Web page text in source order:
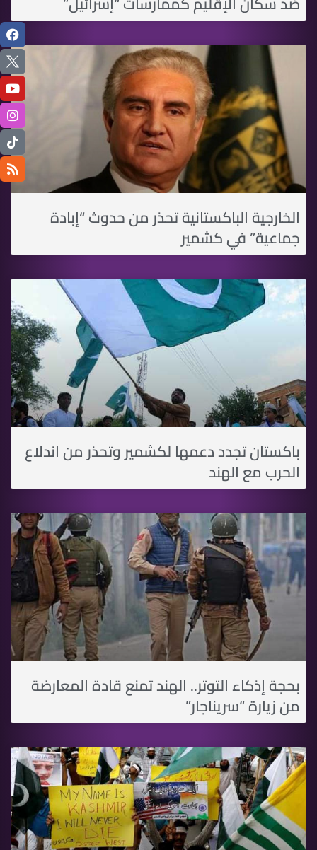
الخارجية الباكستانية تحذر من حدوث “إبادة
جماعية” في كشمير
باكستان تجدد دعمها لكشمير وتحذر من اندلاع
الحرب مع الهند
بحجة إذكاء التوتر.. الهند تمنع قادة المعارضة
من زيارة “سريناجار”